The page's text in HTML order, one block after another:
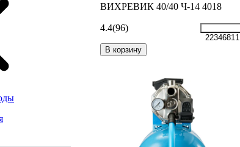
ВИХРЕВИК 40/40 Ч-14 4018
4.4(96)
22346811
В корзину